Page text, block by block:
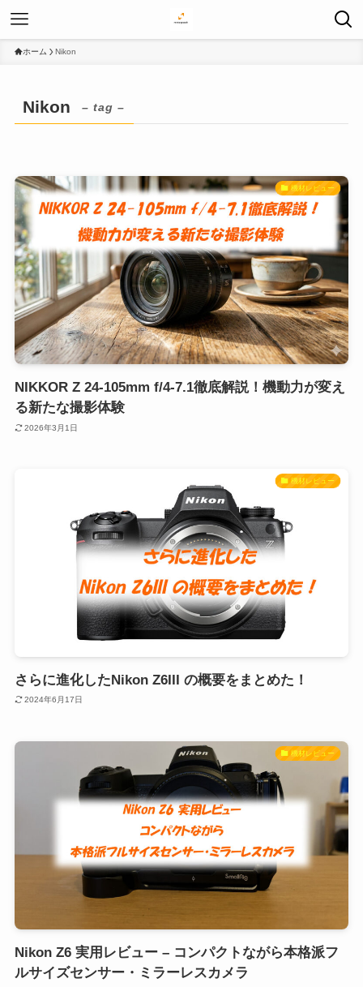
ホーム Nikon
Nikon – tag –
機材レビュー
NIKKOR Z 24-105mm f/4-7.1徹底解説！機動力が変え
る新たな撮影体験
2026年3月1日
機材レビュー
さらに進化したNikon Z6III の概要をまとめた！
2024年6月17日
機材レビュー
Nikon Z6 実用レビュー – コンパクトながら本格派フ
ルサイズセンサー・ミラーレスカメラ